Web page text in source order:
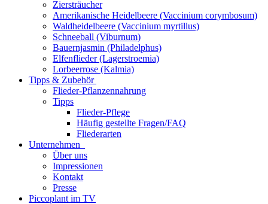
Ziersträucher
Amerikanische Heidelbeere (Vaccinium corymbosum)
Waldheidelbeere (Vaccinium myrtillus)
Schneeball (Viburnum)
Bauernjasmin (Philadelphus)
Elfenflieder (Lagerstroemia)
Lorbeerrose (Kalmia)
Tipps & Zubehör
Flieder-Pflanzennahrung
Tipps
Flieder-Pflege
Häufig gestellte Fragen/FAQ
Fliederarten
Unternehmen
Über uns
Impressionen
Kontakt
Presse
Piccoplant im TV